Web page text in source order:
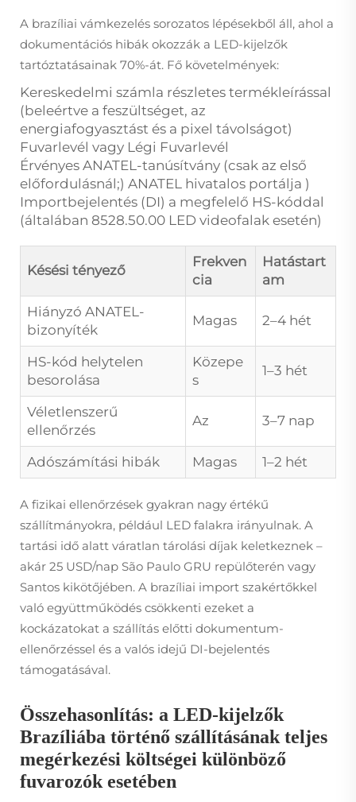
A brazíliai vámkezelés sorozatos lépésekből áll, ahol a
dokumentációs hibák okozzák a LED-kijelzők
tartóztatásainak 70%-át. Fő követelmények:
Kereskedelmi számla részletes termékleírással
(beleértve a feszültséget, az
energiafogyasztást és a pixel távolságot)
Fuvarlevél vagy Légi Fuvarlevél
Érvényes ANATEL-tanúsítvány (csak az első
előfordulásnál;) ANATEL hivatalos portálja )
Importbejelentés (DI) a megfelelő HS-kóddal
(általában 8528.50.00 LED videofalak esetén)
Késési tényező
Frekven
cia
Hatástart
am
Hiányzó ANATEL-
bizonyíték
Magas 2–4 hét
HS-kód helytelen
besorolása
Közepe
s
1–3 hét
Véletlenszerű
ellenőrzés
Az 3–7 nap
Adószámítási hibák Magas 1–2 hét
A fizikai ellenőrzések gyakran nagy értékű
szállítmányokra, például LED falakra irányulnak. A
tartási idő alatt váratlan tárolási díjak keletkeznek –
akár 25 USD/nap São Paulo GRU repülőterén vagy
Santos kikötőjében. A brazíliai import szakértőkkel
való együttműködés csökkenti ezeket a
kockázatokat a szállítás előtti dokumentum-
ellenőrzéssel és a valós idejű DI-bejelentés
támogatásával.
Összehasonlítás: a LED-kijelzők
Brazíliába történő szállításának teljes
megérkezési költségei különböző
fuvarozók esetében